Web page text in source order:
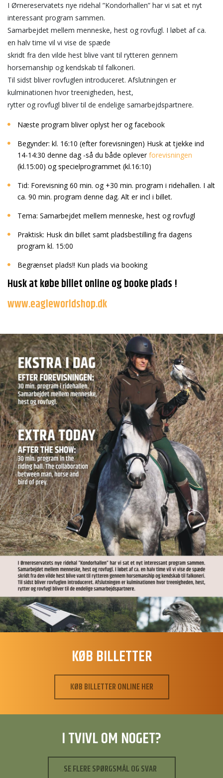
I Ørnereservatets nye ridehal ”Kondorhallen” har vi sat et nyt
interessant program sammen.
Samarbejdet mellem menneske, hest og rovfugl. I løbet af ca.
en halv time vil vi vise de spæde
skridt fra den vilde hest blive vant til rytteren gennem
horsemanship og kendskab til falkoneri.
Til sidst bliver rovfuglen introduceret. Afslutningen er
kulminationen hvor treenigheden, hest,
rytter og rovfugl bliver til de endelige samarbejdspartnere.
Næste program bliver oplyst her og facebook
Begynder: kl. 16:10 (efter forevisningen) Husk at tjekke ind
14-14:30 denne dag -så du både opleverforevisningen
(kl.15:00) og specielprogrammet (kl.16:10)
Tid: Forevisning 60 min. og +30 min. program i ridehallen. I alt
ca. 90 min. program denne dag. Alt er incl i billet.
Tema: Samarbejdet mellem menneske, hest og rovfugl
Praktisk: Husk din billet samt pladsbestilling fra dagens
program kl. 15:00
Begrænset plads!! Kun plads via booking
Husk at købe billet online og booke plads !
www.eagleworldshop.dk
KØB BILLETTER
KØB BILLETTER ONLINE HER
I TVIVL OM NOGET?
SE FLERE SPØRGSMÅL OG SVAR